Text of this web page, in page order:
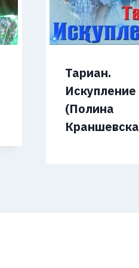
Тариан.
Искупление
(Полина